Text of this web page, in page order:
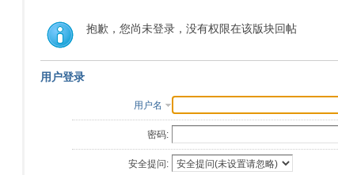
索
抱歉，您尚未登录，没有权限在该版块回帖
用户登录
用户名
密码:
安全提问: